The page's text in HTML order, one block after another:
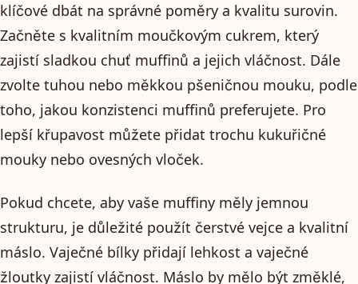
klíčové dbát na správné poměry a kvalitu surovin.
Začněte s kvalitním moučkovým cukrem, který
zajistí sladkou chuť muffinů a jejich vláčnost. Dále
zvolte tuhou nebo měkkou pšeničnou mouku, podle
toho, jakou konzistenci muffinů preferujete. Pro
lepší křupavost můžete přidat trochu kukuřičné
mouky nebo ovesných vloček.
Pokud chcete, aby vaše muffiny měly jemnou
strukturu, je důležité použít čerstvé vejce a kvalitní
máslo. Vaječné bílky přidají lehkost a vaječné
žloutky zajistí vláčnost. Máslo by mělo být změklé,